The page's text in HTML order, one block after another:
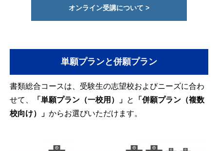
オンライン受講について >
単願プランと併願プラン
書類総合コースは、受験生の志望校およびニーズに合わ
せて、
「単願プラン（一校用）」 と
「併願プラン（複数
校向け）」 からお選びいただけます。